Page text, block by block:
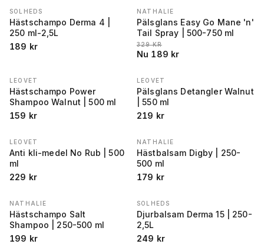
SOLHEDS
Hästschampo Derma 4 |
250 ml-2,5L
189 kr
REA−43%
NATHALIE
Pälsglans Easy Go Mane 'n'
Tail Spray | 500-750 ml
LÄGSTA PRIS 30 DAGAR FÖRE REA
329KR
Nu 189 kr
LEOVET
Hästschampo Power
Shampoo Walnut | 500 ml
159 kr
LEOVET
Pälsglans Detangler Walnut
| 550 ml
219 kr
LEOVET
Anti kli-medel No Rub | 500
ml
229 kr
NATHALIE
Hästbalsam Digby | 250-
500 ml
179 kr
NATHALIE
Hästschampo Salt
Shampoo | 250-500 ml
199 kr
SOLHEDS
Djurbalsam Derma 15 | 250-
2,5L
249 kr